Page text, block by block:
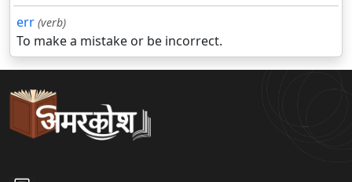
err (verb)
To make a mistake or be incorrect.